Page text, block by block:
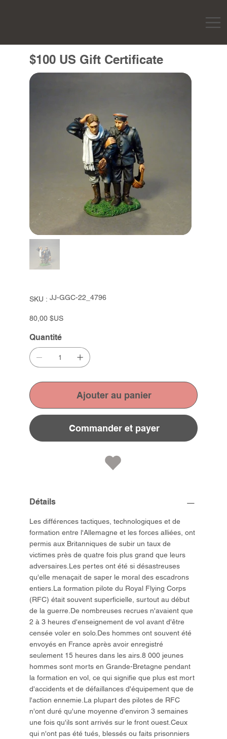
$100 US Gift Certificate
SKU :
SKU
JJ-
JJ-GGC-22_4796
Prix
80,00 $US
Quantité
Ajouter au panier
Commander et payer
Détails
Les différences tactiques, technologiques et de
formation entre l'Allemagne et les forces alliées, ont
permis aux Britanniques de subir un taux de
victimes près de quatre fois plus grand que leurs
adversaires.Les pertes ont été si désastreuses
qu'elle menaçait de saper le moral des escadrons
entiers.La formation pilote du Royal Flying Corps
(RFC) était souvent superficielle, surtout au début
de la guerre.De nombreuses recrues n'avaient que
2 à 3 heures d'enseignement de vol avant d'être
censée voler en solo.Des hommes ont souvent été
envoyés en France après avoir enregistré
seulement 15 heures dans les airs.8 000 jeunes
hommes sont morts en Grande-Bretagne pendant
la formation en vol, ce qui signifie que plus est mort
d'accidents et de défaillances d'équipement que de
l'action ennemie.La plupart des pilotes de RFC
n'ont duré qu'une moyenne d'environ 3 semaines
une fois qu'ils sont arrivés sur le front ouest.Ceux
qui n'ont pas été tués, blessés ou faits prisonniers